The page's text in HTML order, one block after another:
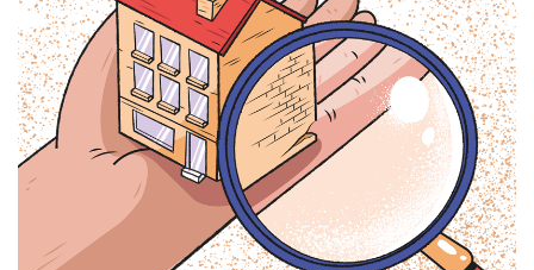
http://http://docs.info.apple.com/article.html?
path=Safari/5.0/da/11471.html
Vejledning i at slette cookies på Safari iOS
http://support.apple.com/kb/HT1677
We work with 1 third partieswho may receive and